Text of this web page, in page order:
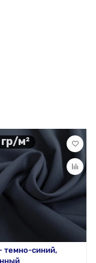
м²
темно-синий,